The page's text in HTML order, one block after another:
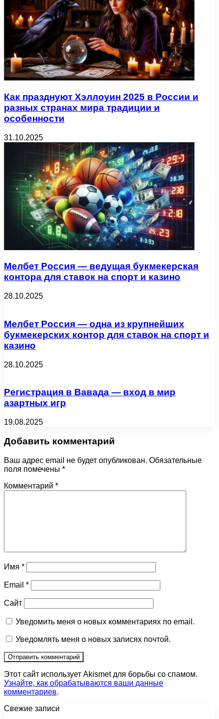
Как празднуют Хэллоуин 2025 в России и
разных странах мира традиции и
особенности
31.10.2025
Мелбет Россия — ведущая букмекерская
контора для ставок на спорт и казино
28.10.2025
Мелбет Россия — одна из крупнейших
букмекерских контор для ставок на спорт и
казино
28.10.2025
Регистрация в Вавада — вход в мир
азартных игр
19.08.2025
Добавить комментарий
Ваш адрес email не будет опубликован. Обязательные
поля помечены *
Комментарий *
Имя *
Email *
Сайт
Уведомить меня о новых комментариях по email.
Уведомлять меня о новых записях почтой.
Этот сайт использует Akismet для борьбы со спамом.
Узнайте, как обрабатываются ваши данные
комментариев.
Свежие записи